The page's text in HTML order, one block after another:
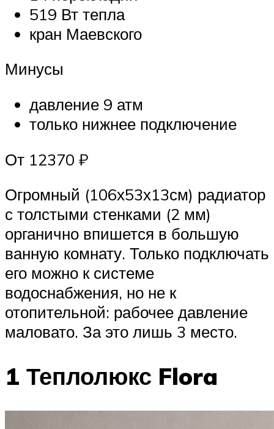
519 Вт тепла
кран Маевского
Минусы
давление 9 атм
только нижнее подключение
От 12370 ₽
Огромный (106х53х13см) радиатор
с толстыми стенками (2 мм)
органично впишется в большую
ванную комнату. Только подключать
его можно к системе
водоснабжения, но не к
отопительной: рабочее давление
маловато. За это лишь 3 место.
1 Теплолюкс Flora